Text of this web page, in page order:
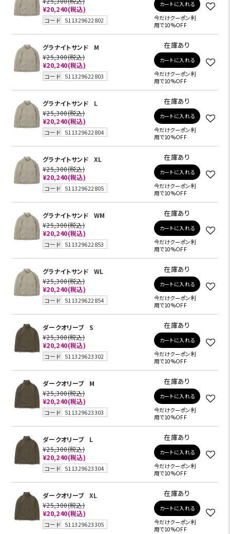
¥20,240(税込)
コード 511329622802
カートに入れる
今だけクーポン利
用で10%OFF
グラナイトサンド
M
¥25,300(税込)
¥20,240(税込)
コード 511329622803
在庫あり
カートに入れる
今だけクーポン利
用で10%OFF
グラナイトサンド
L
¥25,300(税込)
¥20,240(税込)
コード 511329622804
在庫あり
カートに入れる
今だけクーポン利
用で10%OFF
グラナイトサンド
XL
¥25,300(税込)
¥20,240(税込)
コード 511329622805
在庫あり
カートに入れる
今だけクーポン利
用で10%OFF
グラナイトサンド
WM
¥25,300(税込)
¥20,240(税込)
コード 511329622853
在庫あり
カートに入れる
今だけクーポン利
用で10%OFF
グラナイトサンド
WL
¥25,300(税込)
¥20,240(税込)
コード 511329622854
在庫あり
カートに入れる
今だけクーポン利
用で10%OFF
ダークオリーブ
S
¥25,300(税込)
¥20,240(税込)
コード 511329623302
在庫あり
カートに入れる
今だけクーポン利
用で10%OFF
ダークオリーブ
M
¥25,300(税込)
¥20,240(税込)
コード 511329623303
在庫あり
カートに入れる
今だけクーポン利
用で10%OFF
ダークオリーブ
L
¥25,300(税込)
¥20,240(税込)
コード 511329623304
在庫あり
カートに入れる
今だけクーポン利
用で10%OFF
ダークオリーブ
XL
¥25,300(税込)
¥20,240(税込)
コード 511329623305
在庫あり
カートに入れる
今だけクーポン利
用で10%OFF